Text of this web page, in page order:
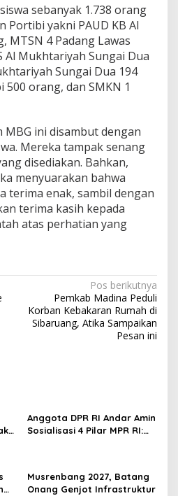
sebanyak 1.738 orang
Portibi yakni PAUD KB Al
MTSN 4 Padang Lawas
Al Mukhtariyah Sungai Dua
Sungai Dua 194
orang, dan SMKN 1
ini disambut dengan
Mereka tampak senang
disediakan. Bahkan,
menyuarakan bahwa
terima enak, sambil dengan
terima kasih kepada
atas perhatian yang
Pos berikutnya
Pemkab Madina Peduli
Korban Kebakaran Rumah di
Sibaruang, Atika Sampaikan
Pesan ini
Anggota DPR RI Andar Amin
Sosialisasi 4 Pilar MPR RI:
Musrenbang 2027, Batang
Onang Genjot Infrastruktur